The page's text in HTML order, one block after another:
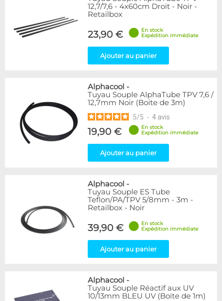
12,7/7,6 - 4x60cm Droit - Noir -
Retailbox
23,90 €
En stock
Expédition immédiate
Ajouter au panier
Alphacool -
Tuyau Souple AlphaTube TPV 7,6 /
12,7mm Noir (Boite de 3m)
5/5 - 4 avis
19,90 €
En stock
Expédition immédiate
Ajouter au panier
Alphacool -
Tuyau Souple ES Tube
Teflon/PA/TPV 5/8mm - 3m -
Retailbox - Noir
39,90 €
En stock
Expédition immédiate
Ajouter au panier
Alphacool -
Tuyau Souple Réactif aux UV
10/13mm BLEU UV (Boite de 1m)